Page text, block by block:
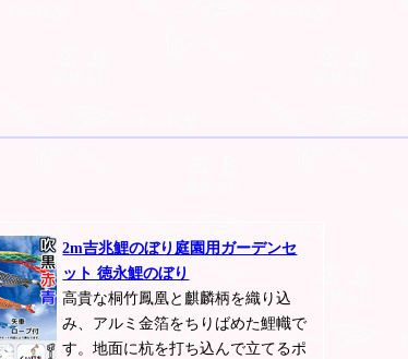
2m吉兆鯉のぼり庭園用ガーデンセ
ット 徳永鯉のぼり
高貴な桐竹鳳凰と麒麟柄を織り込
み、アルミ金箔をちりばめた鯉幟で
す。地面に杭を打ち込んで立てるポ